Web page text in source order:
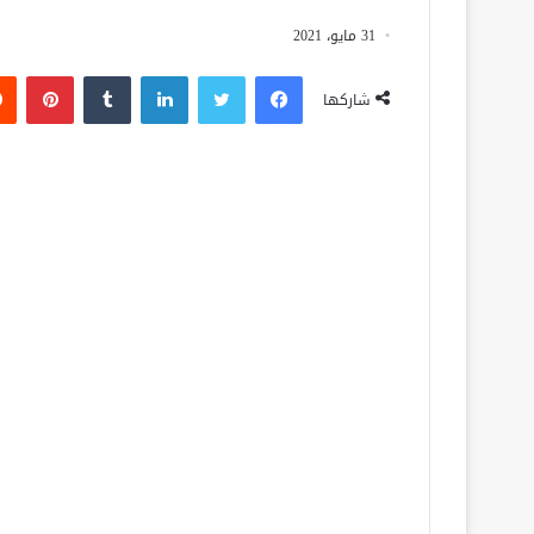
31 مايو، 2021
شاركها
فيسبوك لينكدإن بينتيريست